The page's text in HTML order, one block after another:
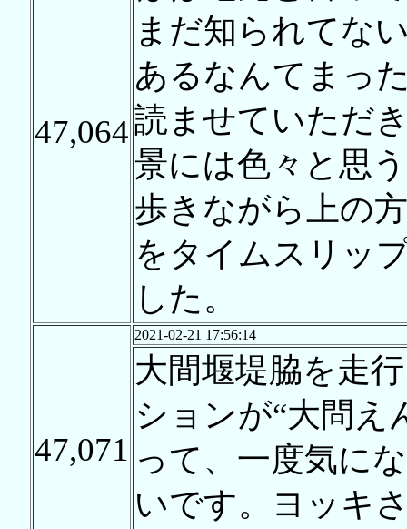
47,064
まだ知られてな
あるなんてまっ
読ませていただ
景には色々と思
歩きながら上の
をタイムスリッ
した。
47,071
2021-02-21 17:56:14
大間堰堤脇を走
ションが“大問え
って、一度気に
いです。ヨッキ